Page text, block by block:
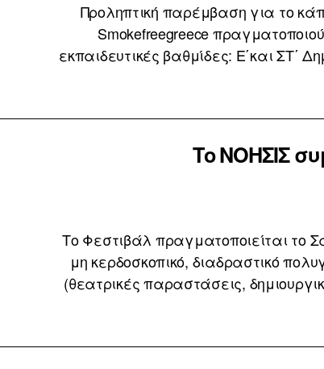
Προληπτική παρέμβαση για το
Smokefreegreece
εκπαιδευτικές βαθμίδες: E΄και ΣΤ΄
Το ΝΟΗΣΙΣ
Το Φεστιβάλ πραγματοποιείται το
μη κερδοσκοπικό, διαδραστικό
(θεατρικές παραστάσεις,